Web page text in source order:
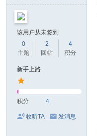
该用户从未签到
0
主题
2
回帖
4
积分
新手上路
积分 4
收听TA 发消息